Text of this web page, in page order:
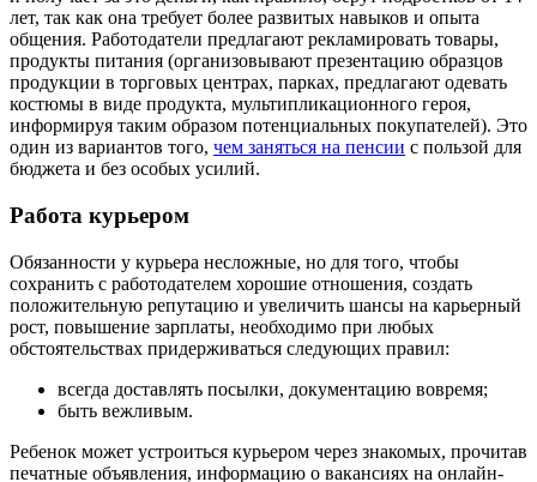
лет, так как она требует более развитых навыков и опыта
общения. Работодатели предлагают рекламировать товары,
продукты питания (организовывают презентацию образцов
продукции в торговых центрах, парках, предлагают одевать
костюмы в виде продукта, мультипликационного героя,
информируя таким образом потенциальных покупателей). Это
один из вариантов того, чем заняться на пенсии с пользой для
бюджета и без особых усилий.
Работа курьером
Обязанности у курьера несложные, но для того, чтобы
сохранить с работодателем хорошие отношения, создать
положительную репутацию и увеличить шансы на карьерный
рост, повышение зарплаты, необходимо при любых
обстоятельствах придерживаться следующих правил:
всегда доставлять посылки, документацию вовремя;
быть вежливым.
Ребенок может устроиться курьером через знакомых, прочитав
печатные объявления, информацию о вакансиях на онлайн-